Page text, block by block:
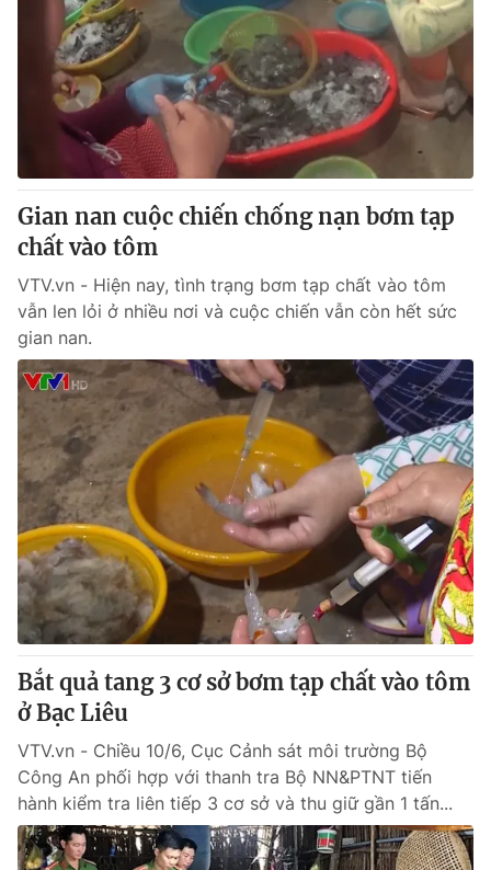
Gian nan cuộc chiến chống nạn bơm tạp
chất vào tôm
VTV.vn - Hiện nay, tình trạng bơm tạp chất vào tôm
vẫn len lỏi ở nhiều nơi và cuộc chiến vẫn còn hết sức
gian nan.
Bắt quả tang 3 cơ sở bơm tạp chất vào tôm
ở Bạc Liêu
VTV.vn - Chiều 10/6, Cục Cảnh sát môi trường Bộ
Công An phối hợp với thanh tra Bộ NN&PTNT tiến
hành kiểm tra liên tiếp 3 cơ sở và thu giữ gần 1 tấn...